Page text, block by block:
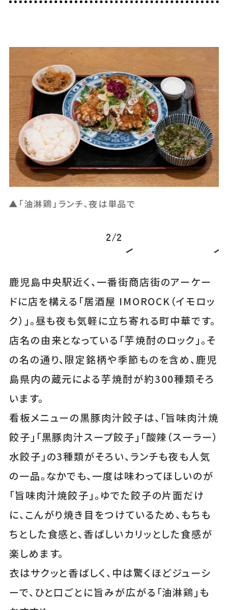
駐車場
グを（お客様負担）
Instagram
@motto___oo
▲「旨味肉汁焼餃子」ランチ、単品でも楽しめます
1/2
鹿児島中央駅近く、一番街商店街のアーケー
ドに店を構える「居酒屋 IMOROCK（イモロッ
ク）」。昼も夜も気軽に立ち寄れる町中華です。
店名の由来となっている「芋焼酎のロック」。そ
の名の通り、限定銘柄や季節ものを含め、鹿児
島県内の蔵元による芋焼酎が約300種類そろ
います。
看板メニューの黒豚肉汁餃子は、「旨味肉汁焼
餃子」「黒豚肉汁スープ餃子」「酸辣（スーラー）
水餃子」の3種類がそろい、ランチも夜も人気
の一品。なかでも、一度は味わってほしいのが
「旨味肉汁焼餃子」。ゆでた餃子の片面だけ
に、こんがり焼き目をつけているため、もちも
ちとした食感と、香ばしいカリッとした食感が
楽しめます。
衣はサクッと香ばしく、中は驚くほどジューシ
ーで、ひと口ごとに旨みが広がる「油淋鶏」も